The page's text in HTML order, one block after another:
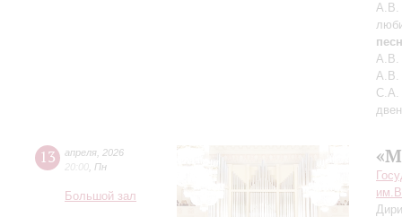
А.В.
А.В.
А.В.
С.А.
13 апреля 2026
20:00 Пн
Большой зал